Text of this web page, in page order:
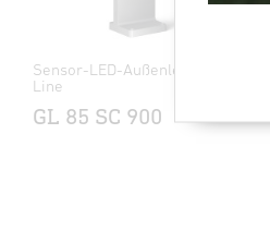
Sensor-LED-Außenleuchte -
Line
GL 85 SC 900